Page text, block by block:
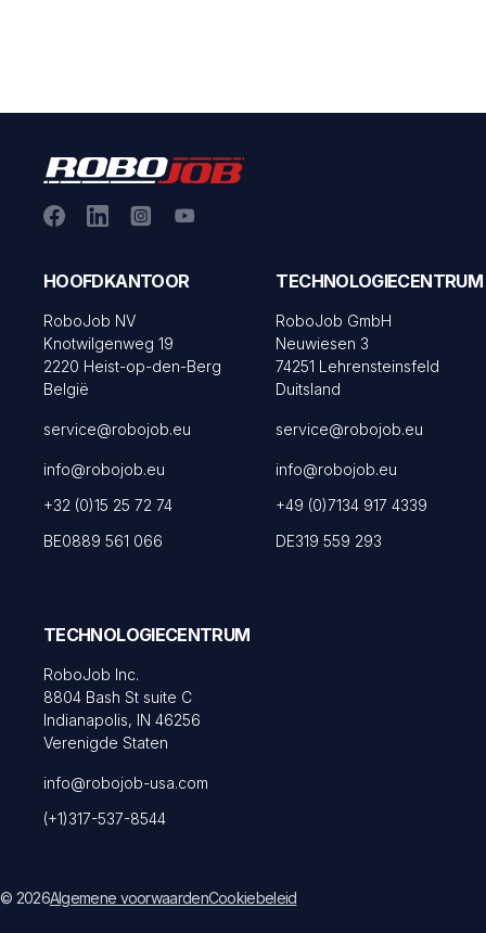
HOOFDKANTOOR
RoboJob NV
Knotwilgenweg 19
2220 Heist-op-den-Berg
België
service@robojob.eu
info@robojob.eu
+32 (0)15 25 72 74
BE0889 561 066
TECHNOLOGIECENTRUM
RoboJob GmbH
Neuwiesen 3
74251 Lehrensteinsfeld
Duitsland
service@robojob.eu
info@robojob.eu
+49 (0)7134 917 4339
DE319 559 293
TECHNOLOGIECENTRUM
RoboJob Inc.
8804 Bash St suite C
Indianapolis, IN 46256
Verenigde Staten
info@robojob-usa.com
(+1)317-537-8544
© 2026Algemene voorwaardenCookiebeleid